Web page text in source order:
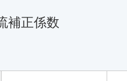
補正係数